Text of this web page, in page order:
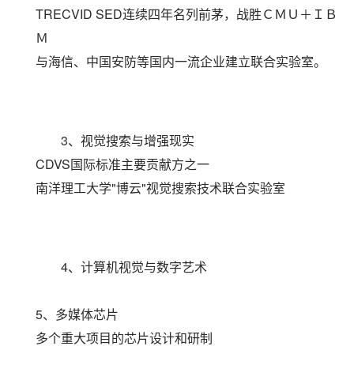
TRECVID SED连续四年名列前茅，战胜ＣＭＵ＋ＩＢ
Ｍ
与海信、中国安防等国内一流企业建立联合实验室。
3、视觉搜索与增强现实
CDVS国际标准主要贡献方之一
南洋理工大学"博云"视觉搜索技术联合实验室
4、计算机视觉与数字艺术
5、多媒体芯片
多个重大项目的芯片设计和研制